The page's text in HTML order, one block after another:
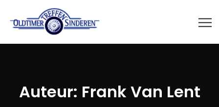
Auteur: Frank Van Lent